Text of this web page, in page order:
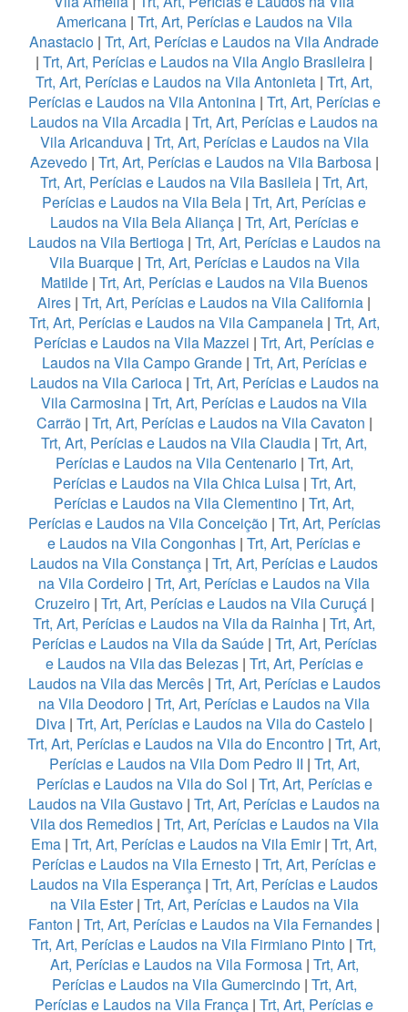
Americana| Trt, Art, Perícias e Laudos na Vila
Anastacio | Trt, Art, Perícias e Laudos na Vila Andrade
| Trt, Art, Perícias e Laudos na Vila Anglo Brasileira |
Trt, Art, Perícias e Laudos na Vila Antonieta | Trt, Art,
Perícias e Laudos na Vila Antonina| Trt, Art, Perícias e
Laudos na Vila Arcadia | Trt, Art, Perícias e Laudos na
Vila Aricanduva| Trt, Art, Perícias e Laudos na Vila
Azevedo| Trt, Art, Perícias e Laudos na Vila Barbosa|
Trt, Art, Perícias e Laudos na Vila Basileia | Trt, Art,
Perícias e Laudos na Vila Bela | Trt, Art, Perícias e
Laudos na Vila Bela Aliança| Trt, Art, Perícias e
Laudos na Vila Bertioga| Trt, Art, Perícias e Laudos na
Vila Buarque| Trt, Art, Perícias e Laudos na Vila
Matilde| Trt, Art, Perícias e Laudos na Vila Buenos
Aires | Trt, Art, Perícias e Laudos na Vila California |
Trt, Art, Perícias e Laudos na Vila Campanela| Trt, Art,
Perícias e Laudos na Vila Mazzei | Trt, Art, Perícias e
Laudos na Vila Campo Grande| Trt, Art, Perícias e
Laudos na Vila Carioca| Trt, Art, Perícias e Laudos na
Vila Carmosina | Trt, Art, Perícias e Laudos na Vila
Carrão| Trt, Art, Perícias e Laudos na Vila Cavaton |
Trt, Art, Perícias e Laudos na Vila Claudia | Trt, Art,
Perícias e Laudos na Vila Centenario| Trt, Art,
Perícias e Laudos na Vila Chica Luisa | Trt, Art,
Perícias e Laudos na Vila Clementino | Trt, Art,
Perícias e Laudos na Vila Conceição| Trt, Art, Perícias
e Laudos na Vila Congonhas | Trt, Art, Perícias e
Laudos na Vila Constança | Trt, Art, Perícias e Laudos
na Vila Cordeiro | Trt, Art, Perícias e Laudos na Vila
Cruzeiro | Trt, Art, Perícias e Laudos na Vila Curuçá |
Trt, Art, Perícias e Laudos na Vila da Rainha | Trt, Art,
Perícias e Laudos na Vila da Saúde| Trt, Art, Perícias
e Laudos na Vila das Belezas| Trt, Art, Perícias e
Laudos na Vila das Mercês| Trt, Art, Perícias e Laudos
na Vila Deodoro | Trt, Art, Perícias e Laudos na Vila
Diva | Trt, Art, Perícias e Laudos na Vila do Castelo |
Trt, Art, Perícias e Laudos na Vila do Encontro | Trt, Art,
Perícias e Laudos na Vila Dom Pedro II | Trt, Art,
Perícias e Laudos na Vila do Sol | Trt, Art, Perícias e
Laudos na Vila Gustavo | Trt, Art, Perícias e Laudos na
Vila dos Remedios| Trt, Art, Perícias e Laudos na Vila
Ema | Trt, Art, Perícias e Laudos na Vila Emir| Trt, Art,
Perícias e Laudos na Vila Ernesto | Trt, Art, Perícias e
Laudos na Vila Esperança | Trt, Art, Perícias e Laudos
na Vila Ester| Trt, Art, Perícias e Laudos na Vila
Fanton | Trt, Art, Perícias e Laudos na Vila Fernandes |
Trt, Art, Perícias e Laudos na Vila Firmiano Pinto | Trt,
Art, Perícias e Laudos na Vila Formosa| Trt, Art,
Perícias e Laudos na Vila Gumercindo| Trt, Art,
Perícias e Laudos na Vila França | Trt, Art, Perícias e